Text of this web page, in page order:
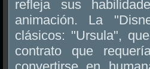
refleja sus
animación. La
clásicos: "Ursula",
contrato que